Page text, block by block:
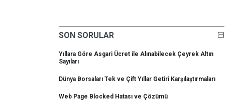
SON SORULAR
Yıllara Göre Asgari Ücret ile Alınabilecek Çeyrek Altın
Sayıları
Dünya Borsaları Tek ve Çift Yıllar Getiri Karşılaştırmaları
Web Page Blocked Hatası ve Çözümü